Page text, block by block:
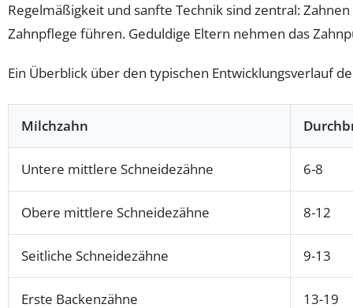
Regelmäßigkeit und sanfte Technik sind zentral:
Zahnpflege führen. Geduldige Eltern nehmen das
Ein Überblick über den typischen Entwicklungsverlauf
Milchzahn
Untere mittlere Schneidezähne 6-8
Obere mittlere Schneidezähne 8-12
Seitliche Schneidezähne 9-13
Erste Backenzähne 13-19